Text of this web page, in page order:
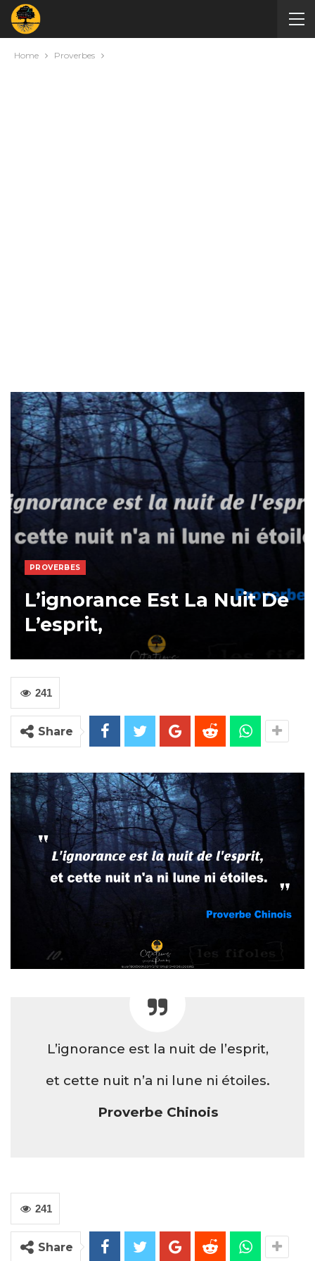
Home Proverbes
PROVERBES
L’ignorance Est La Nuit De
L’esprit,
241
Share
L’ignorance est la nuit de l’esprit,
et cette nuit n’a ni lune ni étoiles.
Proverbe Chinois
241
Share